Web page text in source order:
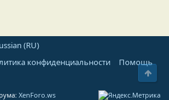
(RU)
конфиденциальности Помощь
XenForo.ws